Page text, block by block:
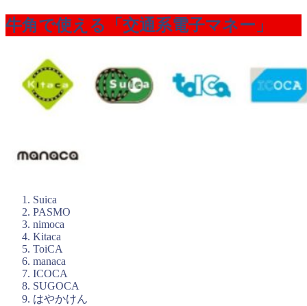
牛角で使える「交通系電子マネー」
Suica
PASMO
nimoca
Kitaca
ToiCA
manaca
ICOCA
SUGOCA
はやかけん